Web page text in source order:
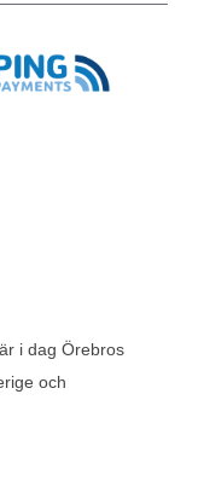
i dag Örebros
och